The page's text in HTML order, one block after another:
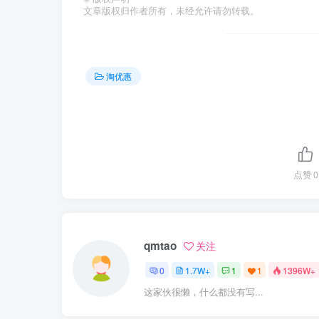
文章版权归作者所有，未经允许请勿转载。
淘优惠
点赞0
qmtao 关注
0 1.7W+ 1 1 1396W+
这家伙很懒，什么都没有写...